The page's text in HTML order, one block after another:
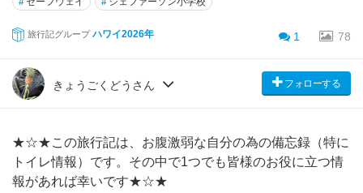
旅行記グループ ハワイ2026年 1 78
きょうごくどうさん フォローする
★☆★この旅行記は、お腹激弱な自分の為の備忘録（特に
トイレ情報）です。その中で1つでも皆様のお役に立つ情
報があれば幸いです★☆★